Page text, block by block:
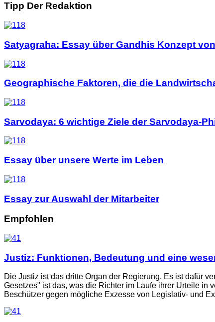
Tipp Der Redaktion
Satyagraha: Essay über Gandhis Konzept
Geographische Faktoren, die die
Sarvodaya: 6 wichtige Ziele der Sarvodaya-
Essay über unsere Werte im Leben
Essay zur Auswahl der Mitarbeiter
Empfohlen
Justiz: Funktionen, Bedeutung und eine
Die Justiz ist das dritte Organ der Regierung. Es ist dafür
Gesetzes" ist das, was die Richter im Laufe ihrer Urteile in
Beschützer gegen mögliche Exzesse von Legislativ- und